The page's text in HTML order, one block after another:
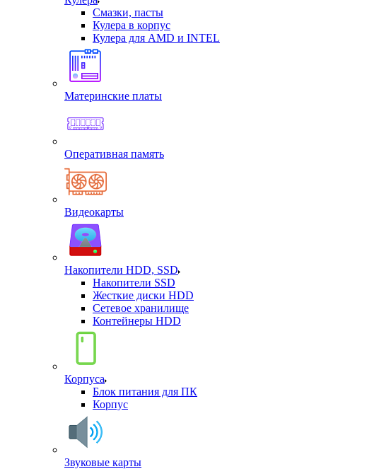
Смазки, пасты
Кулера в корпус
Кулера для AMD и INTEL
Материнские платы
Оперативная память
Видеокарты
Накопители HDD, SSD
Накопители SSD
Жесткие диски HDD
Сетевое хранилище
Контейнеры HDD
Корпуса
Блок питания для ПК
Корпус
Звуковые карты